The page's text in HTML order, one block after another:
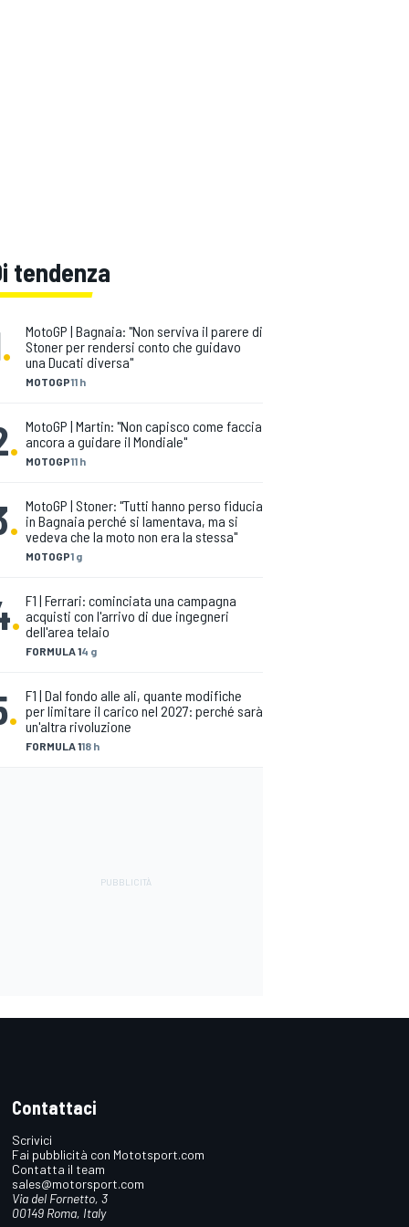
tendenza
.
MOTOGP11 h
MotoGP | Bagnaia: "Non serviva il parere di
Stoner per rendersi conto che guidavo
una Ducati diversa"
. MOTOGP11 h
MotoGP | Martin: "Non capisco come faccia
ancora a guidare il Mondiale"
.
MOTOGP1 g
MotoGP | Stoner: "Tutti hanno perso fiducia
in Bagnaia perché si lamentava, ma si
vedeva che la moto non era la stessa"
.
FORMULA 14 g
F1 | Ferrari: cominciata una campagna
acquisti con l'arrivo di due ingegneri
dell'area telaio
.
FORMULA 118 h
F1 | Dal fondo alle ali, quante modifiche
per limitare il carico nel 2027: perché sarà
un'altra rivoluzione
Contattaci
Scrivici
Fai pubblicità con Mototsport.com
Contatta il team
sales@motorsport.com
Via del Fornetto, 3
00149 Roma, Italy